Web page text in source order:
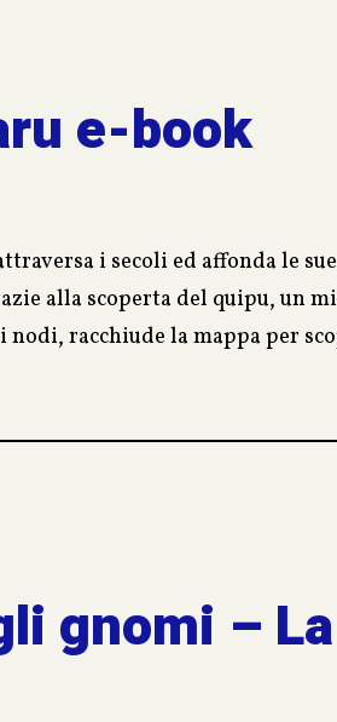
e-book
i secoli ed affonda le
alla scoperta del quipu, un
racchiude la mappa per
gnomi –